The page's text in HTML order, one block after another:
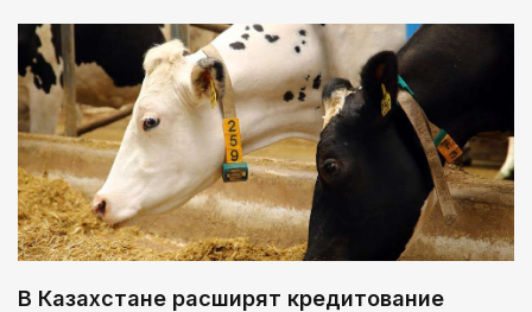
В Казахстане расширят кредитование